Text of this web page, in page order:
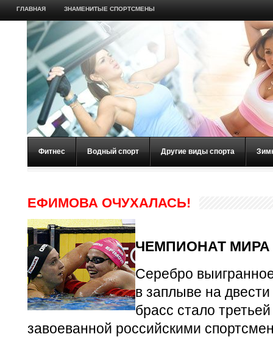
ГЛАВНАЯ ЗНАМЕНИТЫЕ СПОРТСМЕНЫ
Фитнес Водный спорт Другие виды спорта
ЕФИМОВА ОЧУХАЛАСЬ!
ЧЕМПИОНАТ МИРА
Серебро
в заплыве на
брасс стало
завоеванной российскими